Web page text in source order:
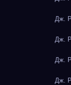
Дж.
Дж.
Дж.
Дж.